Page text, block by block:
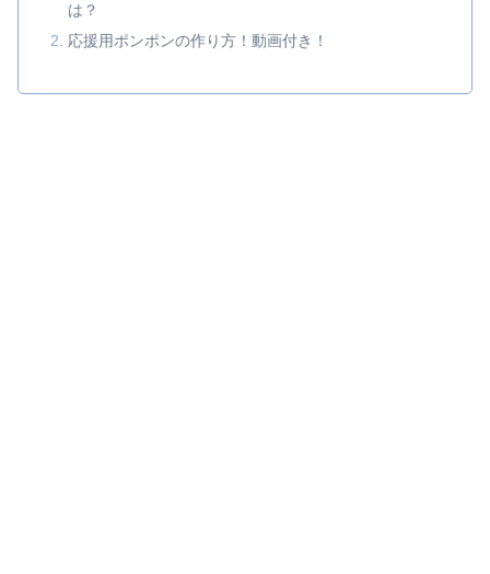
は？
応援用ポンポンの作り方！動画付き！